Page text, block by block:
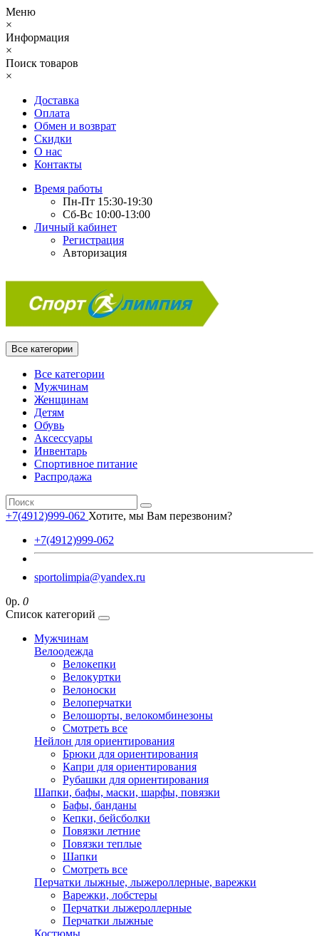
Меню
×
Информация
×
Поиск товаров
×
Доставка
Оплата
Обмен и возврат
Скидки
О нас
Контакты
Время работы
Пн-Пт 15:30-19:30
Сб-Вс 10:00-13:00
Личный кабинет
Регистрация
Авторизация
Все категории
Все категории
Мужчинам
Женщинам
Детям
Обувь
Аксессуары
Инвентарь
Спортивное питание
Распродажа
+7(4912)999-062 Хотите, мы Вам перезвоним?
+7(4912)999-062
sportolimpia@yandex.ru
0р. 0
Список категорий
Мужчинам
Велоодежда
Велокепки
Велокуртки
Велоноски
Велоперчатки
Велошорты, велокомбинезоны
Смотреть все
Нейлон для ориентирования
Брюки для ориентирования
Капри для ориентирования
Рубашки для ориентирования
Шапки, бафы, маски, шарфы, повязки
Бафы, банданы
Кепки, бейсболки
Повязки летние
Повязки теплые
Шапки
Смотреть все
Перчатки лыжные, лыжероллерные, варежки
Варежки, лобстеры
Перчатки лыжероллерные
Перчатки лыжные
Костюмы